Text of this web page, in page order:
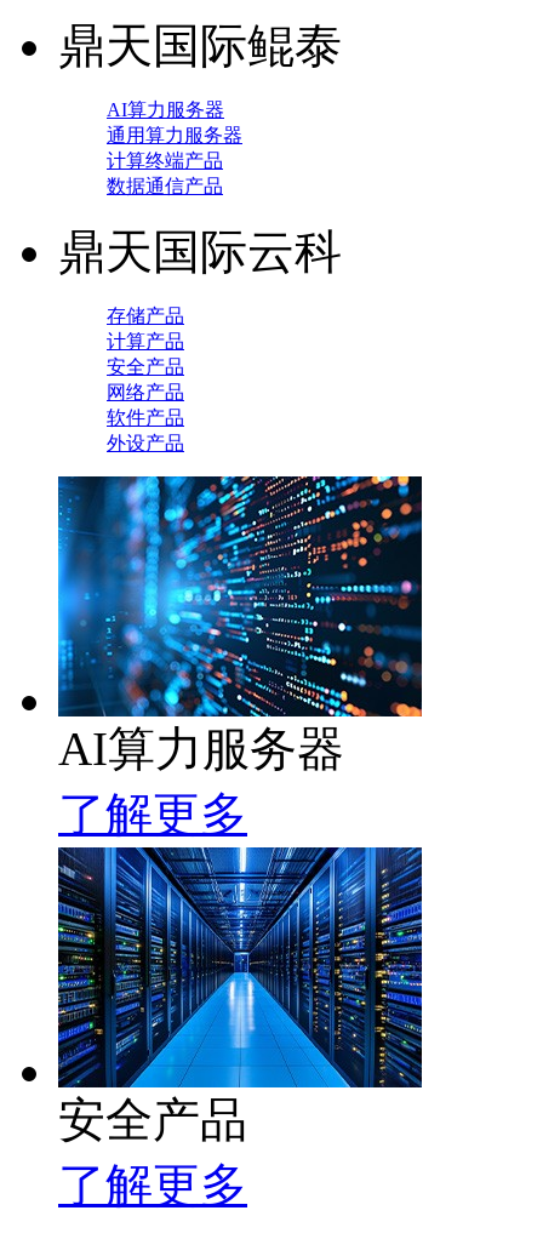
鼎天国际鲲泰
AI算力服务器
通用算力服务器
计算终端产品
数据通信产品
鼎天国际云科
存储产品
计算产品
安全产品
网络产品
软件产品
外设产品
AI算力服务器
了解更多
安全产品
了解更多